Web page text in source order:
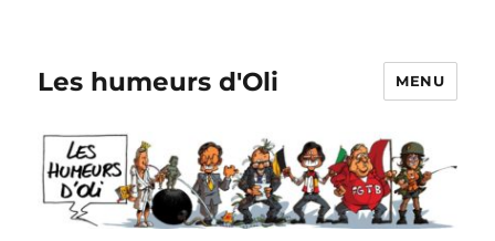
Les humeurs d'Oli MENU